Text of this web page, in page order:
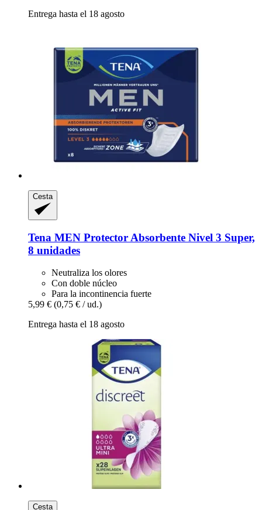
Entrega hasta el 18 agosto
Cesta
Tena MEN Protector Absorbente Nivel 3 Super,
8 unidades
Neutraliza los olores
Con doble núcleo
Para la incontinencia fuerte
5,99 € (0,75 € / ud.)
Entrega hasta el 18 agosto
Cesta